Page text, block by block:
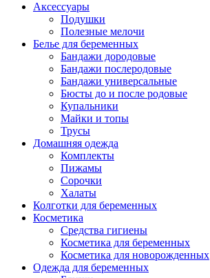
Аксессуары
Подушки
Полезные мелочи
Белье для беременных
Бандажи дородовые
Бандажи послеродовые
Бандажи универсальные
Бюсты до и после родовые
Купальники
Майки и топы
Трусы
Домашняя одежда
Комплекты
Пижамы
Сорочки
Халаты
Колготки для беременных
Косметика
Cредства гигиены
Косметика для беременных
Косметика для новорожденных
Одежда для беременных